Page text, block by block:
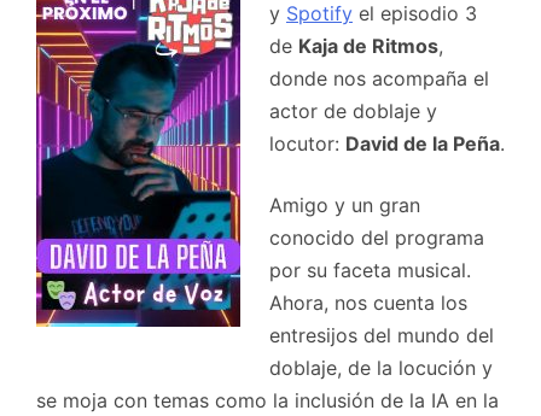
y Spotify el episodio 3
de Kaja de Ritmos,
donde nos acompaña el
actor de doblaje y
locutor: David de la Peña.
Amigo y un gran
conocido del programa
por su faceta musical.
Ahora, nos cuenta los
entresijos del mundo del
doblaje, de la locución y
se moja con temas como la inclusión de la IA en la